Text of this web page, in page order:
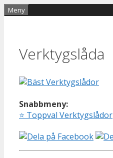
Hoppa
Meny
Verktygslåda
Snabbmeny:
⭐ Toppval Verktygslådor